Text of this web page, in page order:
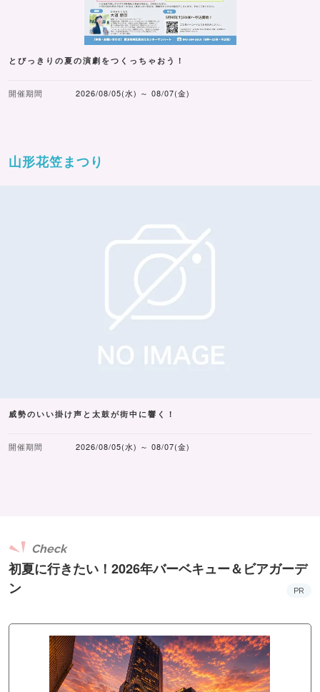
とびっきりの夏の演劇をつくっちゃおう！
開催期間 2026/08/05(水) ～ 08/07(金)
山形花笠まつり
威勢のいい掛け声と太鼓が街中に響く！
開催期間 2026/08/05(水) ～ 08/07(金)
初夏に行きたい！2026年バーベキュー＆ビアガーデ
ン
Check
PR